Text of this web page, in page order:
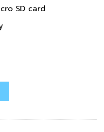
SD card